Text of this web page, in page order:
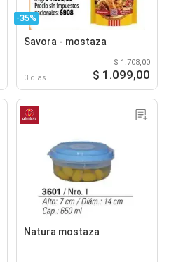
-35%
Savora - mostaza
3 días
$ 1.708,00
$ 1.099,00
Natura mostaza